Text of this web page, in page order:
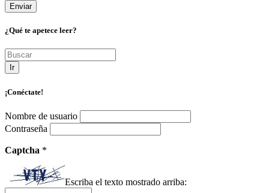
¿Qué te apetece leer?
Ir
¡Conéctate!
Nombre de usuario
Contraseña
Captcha *
Escriba el texto mostrado arriba: